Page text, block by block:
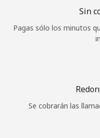
IniciaSin
Pagas sólo los minutos
Se cobrarán las